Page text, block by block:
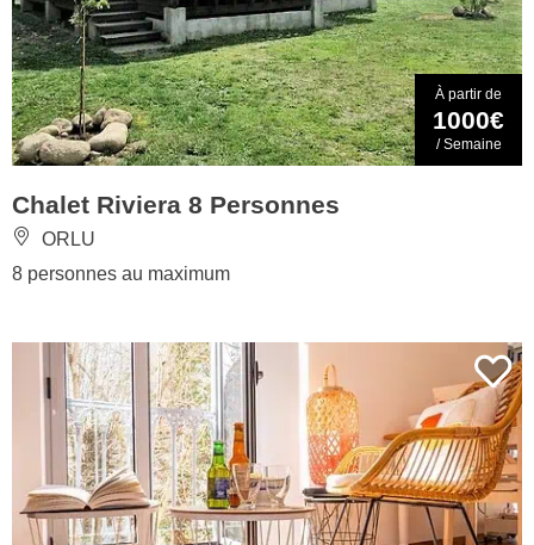
À partir de
1000€
/ Semaine
Chalet Riviera 8 Personnes
ORLU
8 personnes au maximum